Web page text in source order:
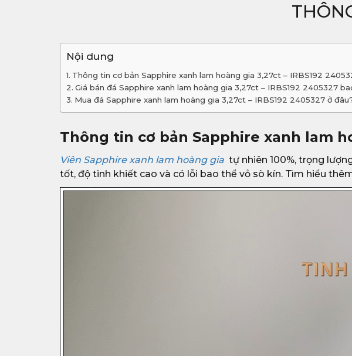
Nội dung
Thông tin cơ bản Sapphire xanh lam hoàng gia 3,27ct – IRBS192
Giá bán đá Sapphire xanh lam hoàng gia 3,27ct – IRBS192 2405327
Mua đá Sapphire xanh lam hoàng gia 3,27ct – IRBS192 2405327 ở
Thông tin cơ bản Sapphire xanh lam
Viên Sapphire xanh lam hoàng gia tự nhiên 100%, trọng
tốt, độ tinh khiết cao và có lỗi bao thể vỏ sò kín. Tìm hiểu